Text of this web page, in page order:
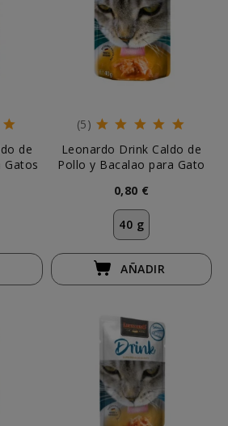
de
Gatos
(5)
Leonardo Drink Caldo de
Pollo y Bacalao para Gato
0,80 €
40 g
AÑADIR